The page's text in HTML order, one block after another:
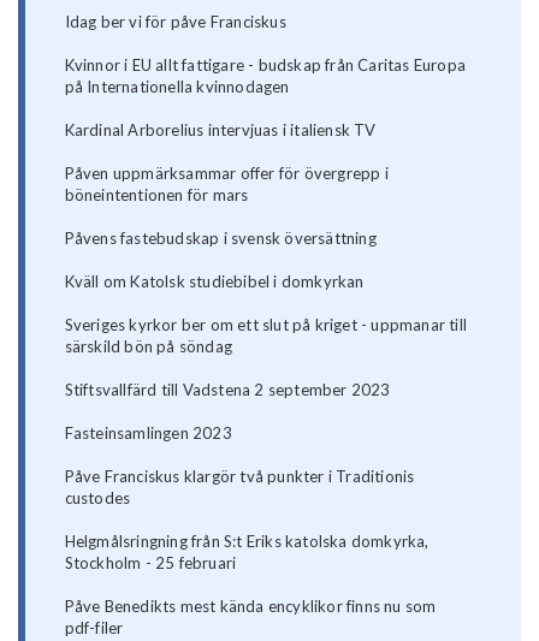
Idag ber vi för påve Franciskus
Kvinnor i EU allt fattigare - budskap från Caritas Europa
på Internationella kvinnodagen
Kardinal Arborelius intervjuas i italiensk TV
Påven uppmärksammar offer för övergrepp i
böneintentionen för mars
Påvens fastebudskap i svensk översättning
Kväll om Katolsk studiebibel i domkyrkan
Sveriges kyrkor ber om ett slut på kriget - uppmanar till
särskild bön på söndag
Stiftsvallfärd till Vadstena 2 september 2023
Fasteinsamlingen 2023
Påve Franciskus klargör två punkter i Traditionis
custodes
Helgmålsringning från S:t Eriks katolska domkyrka,
Stockholm - 25 februari
Påve Benedikts mest kända encyklikor finns nu som
pdf-filer